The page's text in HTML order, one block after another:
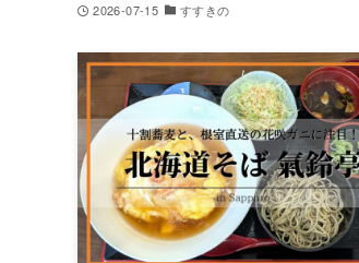
2026-07-15 すすきの